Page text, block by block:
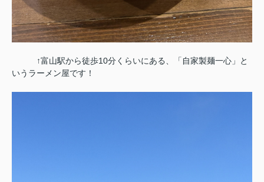
↑富山駅から徒歩10分くらいにある、「自家製麺一心」と
いうラーメン屋です！